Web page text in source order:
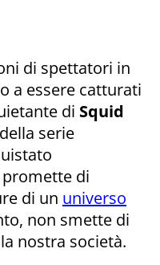
di spettatori in
a essere catturati
di Squid
serie
promette di
di un universo
non smette di
nostra società.